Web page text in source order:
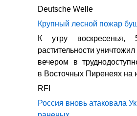
Deutsche Welle
Крупный лесной пожар
К утру воскресенья,
растительности
вечером в
в Восточных Пиренеях на
RFI
Россия вновь атаковала